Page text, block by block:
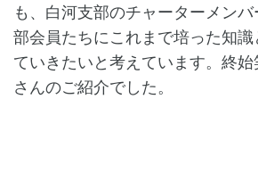
も、白河支部のチャーターメン
部会員たちにこれまで培った知
ていきたいと考えています。終
さんのご紹介でした。